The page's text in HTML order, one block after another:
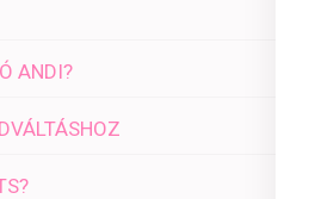
ANDI?